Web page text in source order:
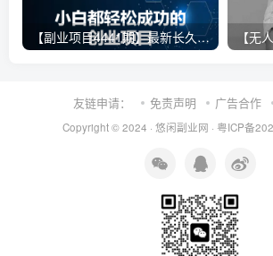
【副业项目4441期】最新长久稳定暴利项目，运费险全新玩法，日赚1000（包含详细教程，全程指导）
友链申请： 免责声明 广告合作
Copyright © 2024 · 悠闲副业网 · 粤ICP备